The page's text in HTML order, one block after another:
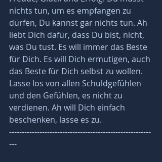
nichts tun, um es empfangen zu
dürfen, Du kannst gar nichts tun. Ah
liebt Dich dafür, dass Du bist, nicht,
was Du tust. Es will immer das Beste
für Dich. Es will Dich ermutigen, auch
das Beste für Dich selbst zu wollen.
Lasse los von allen Schuldgefühlen
und den Gefühlen, es nicht zu
verdienen. Ah will Dich einfach
beschenken, lasse es zu.
--------------------------------------------------------
---